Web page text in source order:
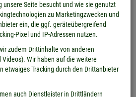
unsere Seite besucht und wie sie genutzt
zu Marketingzwecken und
ein, die ggf. geräteübergreifend
Pixel und IP-Adressen nutzen.
zudem Drittinhalte von anderen
Wir haben auf die weitere
etwaiges Tracking durch den Drittanbieter
auch Dienstleister in Drittländern